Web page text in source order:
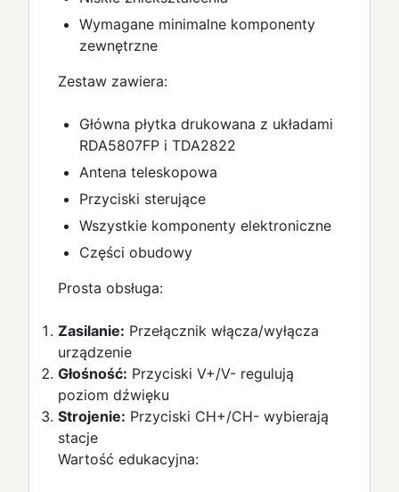
Wymagane minimalne komponenty
zewnętrzne
Zestaw zawiera:
Główna płytka drukowana z układami
RDA5807FP i TDA2822
Antena teleskopowa
Przyciski sterujące
Wszystkie komponenty elektroniczne
Części obudowy
Prosta obsługa:
Zasilanie: Przełącznik włącza/wyłącza
urządzenie
Głośność: Przyciski V+/V- regulują
poziom dźwięku
Strojenie: Przyciski CH+/CH- wybierają
stacje
Wartość edukacyjna: